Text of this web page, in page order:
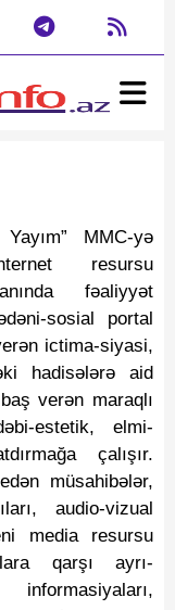
MMC-yə
resursu
fəaliyyət
sosial portal
ictima-siyasi,
hadisələrə aid
verən maraqlı
estetik, elmi-
çalışır.
müsahibələr,
audio-vizual
media resursu
qarşı ayrı-